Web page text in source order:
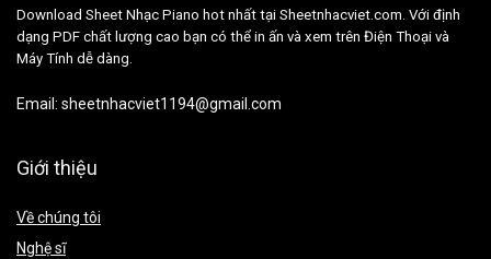
Download Sheet Nhạc Piano hot nhất tại Sheetnhacviet.com. Với định
dạng PDF chất lượng cao bạn có thể in ấn và xem trên Điện Thoại và
Máy Tính dễ dàng.
Email: sheetnhacviet1194@gmail.com
Giới thiệu
Về chúng tôi
Nghệ sĩ